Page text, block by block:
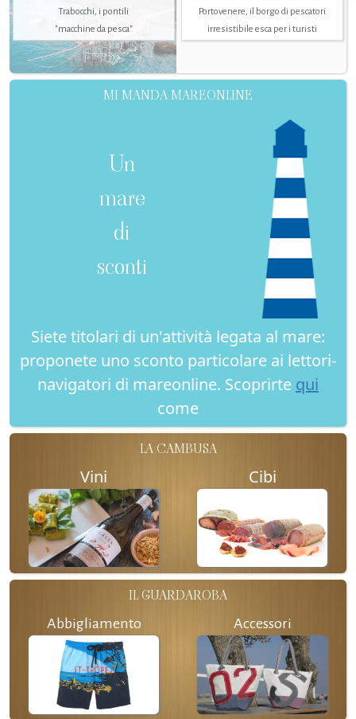
Trabocchi, i pontili
"macchine da pesca"
Portovenere, il borgo di pescatori
irresistibile esca per i turisti
MI MANDA MAREONLINE
Un
mare
di
sconti
Siete titolari di un'attività legata al mare:
proponete uno sconto particolare ai lettori-
navigatori di mareonline. Scoprirte qui
come
LA CAMBUSA
Vini Cibi
IL GUARDAROBA
Abbigliamento Accessori